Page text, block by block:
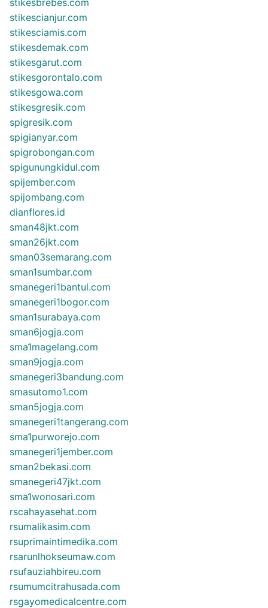
stikescianjur.com
stikesciamis.com
stikesdemak.com
stikesgarut.com
stikesgorontalo.com
stikesgowa.com
stikesgresik.com
spigresik.com
spigianyar.com
spigrobongan.com
spigunungkidul.com
spijember.com
spijombang.com
dianflores.id
sman48jkt.com
sman26jkt.com
sman03semarang.com
sman1sumbar.com
smanegeri1bantul.com
smanegeri1bogor.com
sman1surabaya.com
sman6jogja.com
sma1magelang.com
sman9jogja.com
smanegeri3bandung.com
smasutomo1.com
sman5jogja.com
smanegeri1tangerang.com
sma1purworejo.com
smanegeri1jember.com
sman2bekasi.com
smanegeri47jkt.com
sma1wonosari.com
rscahayasehat.com
rsumalikasim.com
rsuprimaintimedika.com
rsarunlhokseumaw.com
rsufauziahbireu.com
rsumumcitrahusada.com
rsgayomedicalcentre.com